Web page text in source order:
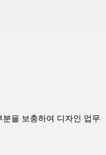
을 보충하여 디자인 업무